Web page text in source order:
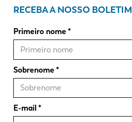
RECEBA A NOSSO BOLETIM
Primeiro nome
Sobrenome
E-mail